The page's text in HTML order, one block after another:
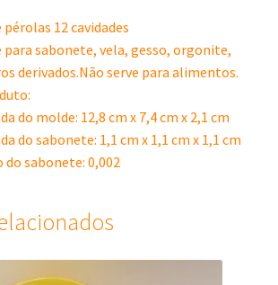
12 cavidades
para sabonete, vela, gesso, orgonite,
derivados.Não serve para alimentos.
do molde: 12,8 cm x 7,4 cm x 2,1 cm
do sabonete: 1,1 cm x 1,1 cm x 1,1 cm
do sabonete: 0,002